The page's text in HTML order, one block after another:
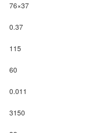
76×37
0.37
115
60
0.011
3150